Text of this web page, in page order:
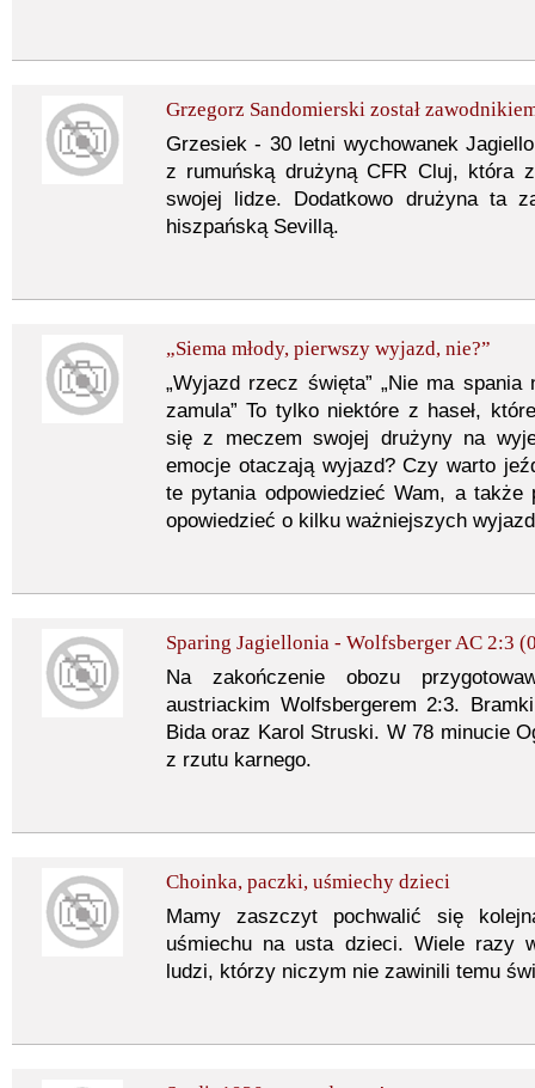
Grzegorz Sandomierski został
Grzesiek - 30 letni wychowanek
z rumuńską drużyną CFR Cluj, która
swojej lidze. Dodatkowo drużyna ta
hiszpańską Sevillą.
„Siema młody, pierwszy wyjazd, nie?”
„Wyjazd rzecz święta” „Nie ma
zamula” To tylko niektóre z haseł,
się z meczem swojej drużyny na
emocje otaczają wyjazd? Czy warto
te pytania odpowiedzieć Wam, a
opowiedzieć o kilku ważniejszych
Sparing Jagiellonia - Wolfsberger AC 2:3
Na zakończenie obozu
austriackim Wolfsbergerem 2:3.
Bida oraz Karol Struski. W 78 minucie
z rzutu karnego.
Choinka, paczki, uśmiechy dzieci
Mamy zaszczyt pochwalić się
uśmiechu na usta dzieci. Wiele razy
ludzi, którzy niczym nie zawinili temu